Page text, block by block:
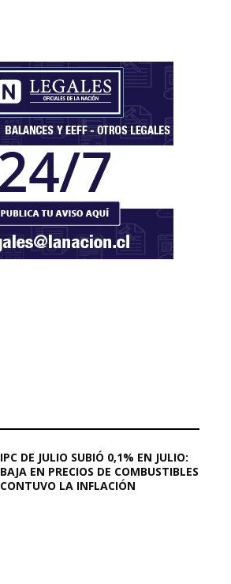
IPC DE JULIO SUBIÓ 0,1% EN JULIO:
BAJA EN PRECIOS DE COMBUSTIBLES
CONTUVO LA INFLACIÓN